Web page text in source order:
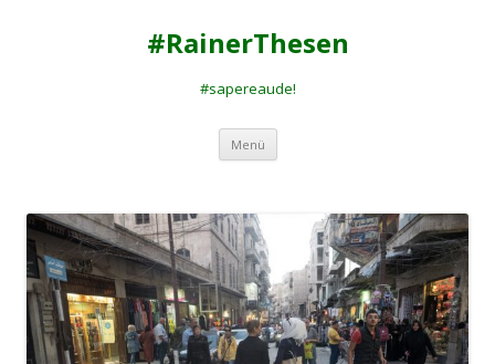
#RainerThesen
#sapereaude!
Menü Zum
springen